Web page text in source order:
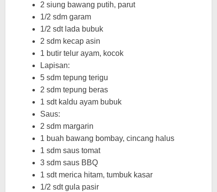
2 siung bawang putih, parut
1/2 sdm garam
1/2 sdt lada bubuk
2 sdm kecap asin
1 butir telur ayam, kocok
Lapisan:
5 sdm tepung terigu
2 sdm tepung beras
1 sdt kaldu ayam bubuk
Saus:
2 sdm margarin
1 buah bawang bombay, cincang halus
1 sdm saus tomat
3 sdm saus BBQ
1 sdt merica hitam, tumbuk kasar
1/2 sdt gula pasir